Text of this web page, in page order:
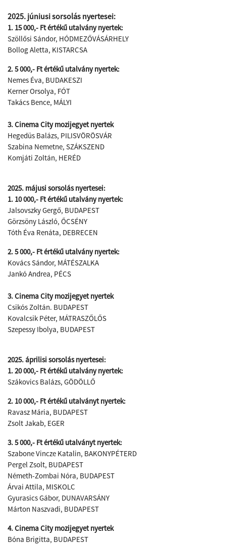
2025. júniusi sorsolás nyertesei:
1. 15 000,- Ft értékű utalvány nyertek:
Szöllősi Sándor, HÓDMEZŐVÁSÁRHELY
Bollog Aletta, KISTARCSA
2. 5 000,- Ft értékű utalvány nyertek:
Nemes Éva, BUDAKESZI
Kerner Orsolya, FÓT
Takács Bence, MÁLYI
3. Cinema City mozijegyet nyertek
Hegedüs Balázs, PILISVÖRÖSVÁR
Szabina Nemetne, SZÁKSZEND
Komjáti Zoltán, HERÉD
2025. májusi sorsolás nyertesei:
1. 10 000,- Ft értékű utalvány nyertek:
Jalsovszky Gergő, BUDAPEST
Görzsöny László, ŐCSÉNY
Tóth Éva Renáta, DEBRECEN
2. 5 000,- Ft értékű utalvány nyertek:
Kovács Sándor, MÁTÉSZALKA
Jankó Andrea, PÉCS
3. Cinema City mozijegyet nyertek
Csikós Zoltán. BUDAPEST
Kovalcsik Péter, MÁTRASZŐLŐS
Szepessy Ibolya, BUDAPEST
2025. áprilisi sorsolás nyertesei:
1. 20 000,- Ft értékű utalvány nyertek:
Szákovics Balázs, GÖDÖLLŐ
2. 10 000,- Ft értékű utalványt nyertek:
Ravasz Mária, BUDAPEST
Zsolt Jakab, EGER
3. 5 000,- Ft értékű utalványt nyertek:
Szabone Vincze Katalin, BAKONYPÉTERD
Pergel Zsolt, BUDAPEST
Németh-Zombai Nóra, BUDAPEST
Árvai Attila, MISKOLC
Gyurasics Gábor, DUNAVARSÁNY
Márton Naszvadi, BUDAPEST
4. Cinema City mozijegyet nyertek
Bóna Brigitta, BUDAPEST